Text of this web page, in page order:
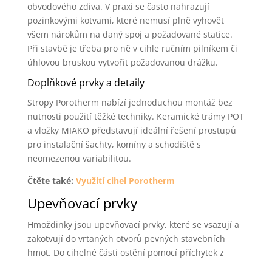
obvodového zdiva. V praxi se často nahrazují
pozinkovými kotvami, které nemusí plně vyhovět
všem nárokům na daný spoj a požadované statice.
Při stavbě je třeba pro ně v cihle ručním pilníkem či
úhlovou bruskou vytvořit požadovanou drážku.
Doplňkové prvky a detaily
Stropy Porotherm nabízí jednoduchou montáž bez
nutnosti použití těžké techniky. Keramické trámy POT
a vložky MIAKO představují ideální řešení prostupů
pro instalační šachty, komíny a schodiště s
neomezenou variabilitou.
Čtěte také: Využití cihel Porotherm
Upevňovací prvky
Hmoždinky jsou upevňovací prvky, které se vsazují a
zakotvují do vrtaných otvorů pevných stavebních
hmot. Do cihelné části ostění pomocí příchytek z